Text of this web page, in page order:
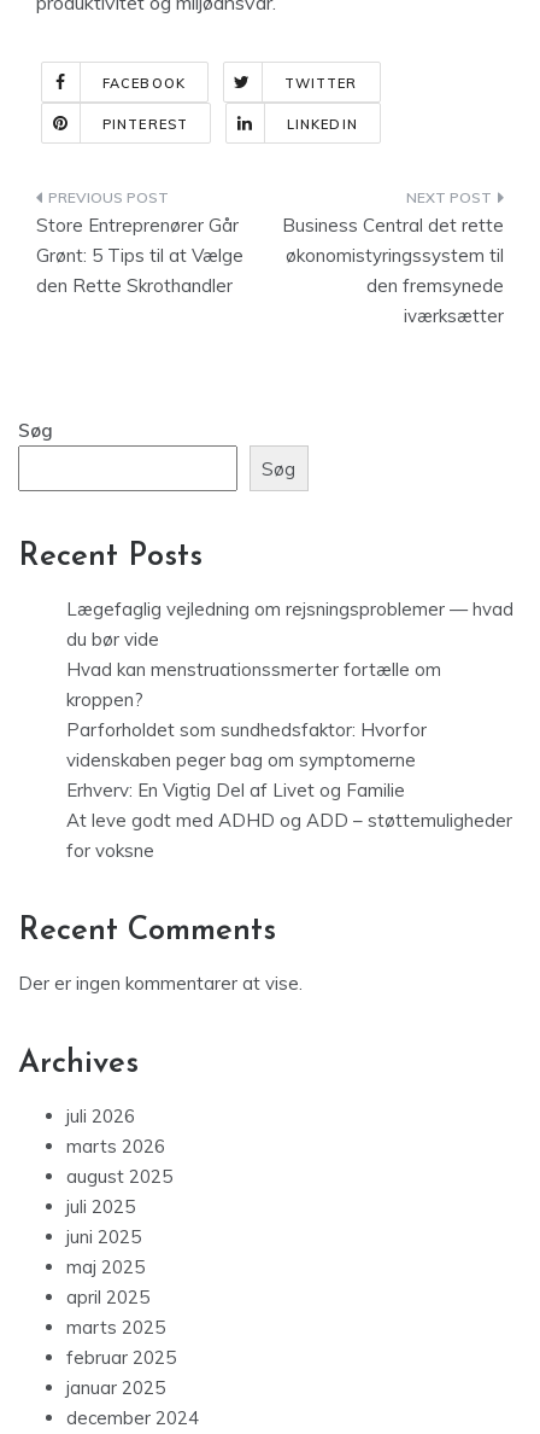
FACEBOOK TWITTER
PINTEREST LINKEDIN
Indlægsnavigation
Store Entreprenører Går
Grønt: 5 Tips til at Vælge
den Rette Skrothandler
Business Central det rette
økonomistyringssystem til
den fremsynede
iværksætter
Søg
Søg
Recent Posts
Lægefaglig vejledning om rejsningsproblemer — hvad
du bør vide
Hvad kan menstruationssmerter fortælle om
kroppen?
Parforholdet som sundhedsfaktor: Hvorfor
videnskaben peger bag om symptomerne
Erhverv: En Vigtig Del af Livet og Familie
At leve godt med ADHD og ADD – støttemuligheder
for voksne
Recent Comments
Der er ingen kommentarer at vise.
Archives
juli 2026
marts 2026
august 2025
juli 2025
juni 2025
maj 2025
april 2025
marts 2025
februar 2025
januar 2025
december 2024